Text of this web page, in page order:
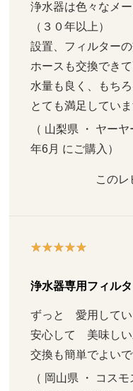
浄水器は色々なメ
（３０年以上）
設置、フィルター
ホースも交換でき
水量も良く、もち
とても満足していま
（ 山梨県 ・ ヤー
年6月 にご購入）
この
浄水器専用フィル
ずっと　愛用して
安心して　美味し
交換も簡単でよい
（ 岡山県 ・ コス